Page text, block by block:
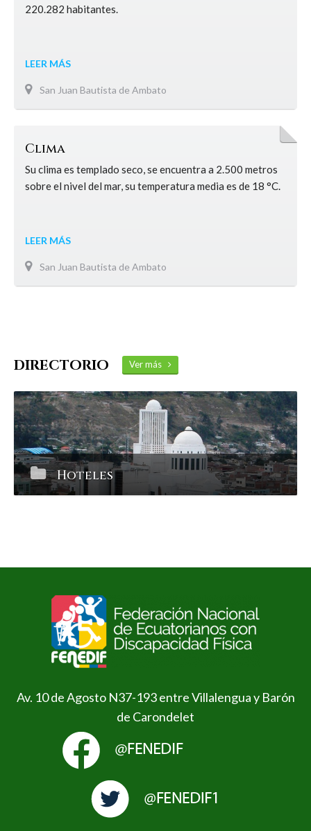
220.282 habitantes.
LEER MÁS
San Juan Bautista de Ambato
Clima
Su clima es templado seco, se encuentra a 2.500 metros
sobre el nivel del mar, su temperatura media es de 18 °C.
LEER MÁS
San Juan Bautista de Ambato
DIRECTORIO Ver más
Hoteles
Av. 10 de Agosto N37-193 entre Villalengua y Barón
de Carondelet